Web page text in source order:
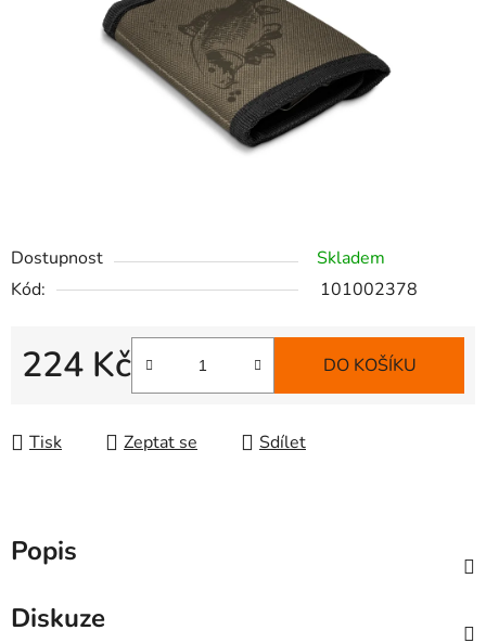
Dostupnost
Skladem
Kód:
101002378
224 Kč DO KOŠÍKU
Tisk Zeptat se Sdílet
Popis
Diskuze